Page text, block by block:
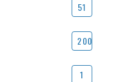
51
200
1